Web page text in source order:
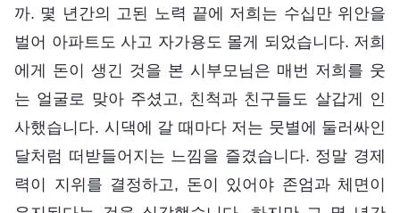
까. 몇 년간의 고된 노력 끝에 저희는 수십만 위안을
벌어 아파트도 사고 자가용도 몰게 되었습니다. 저희
에게 돈이 생긴 것을 본 시부모님은 매번 저희를 웃
는 얼굴로 맞아 주셨고, 친척과 친구들도 살갑게 인
사했습니다. 시댁에 갈 때마다 저는 뭇별에 둘러싸인
달처럼 떠받들어지는 느낌을 즐겼습니다. 정말 경제
력이 지위를 결정하고, 돈이 있어야 존엄과 체면이